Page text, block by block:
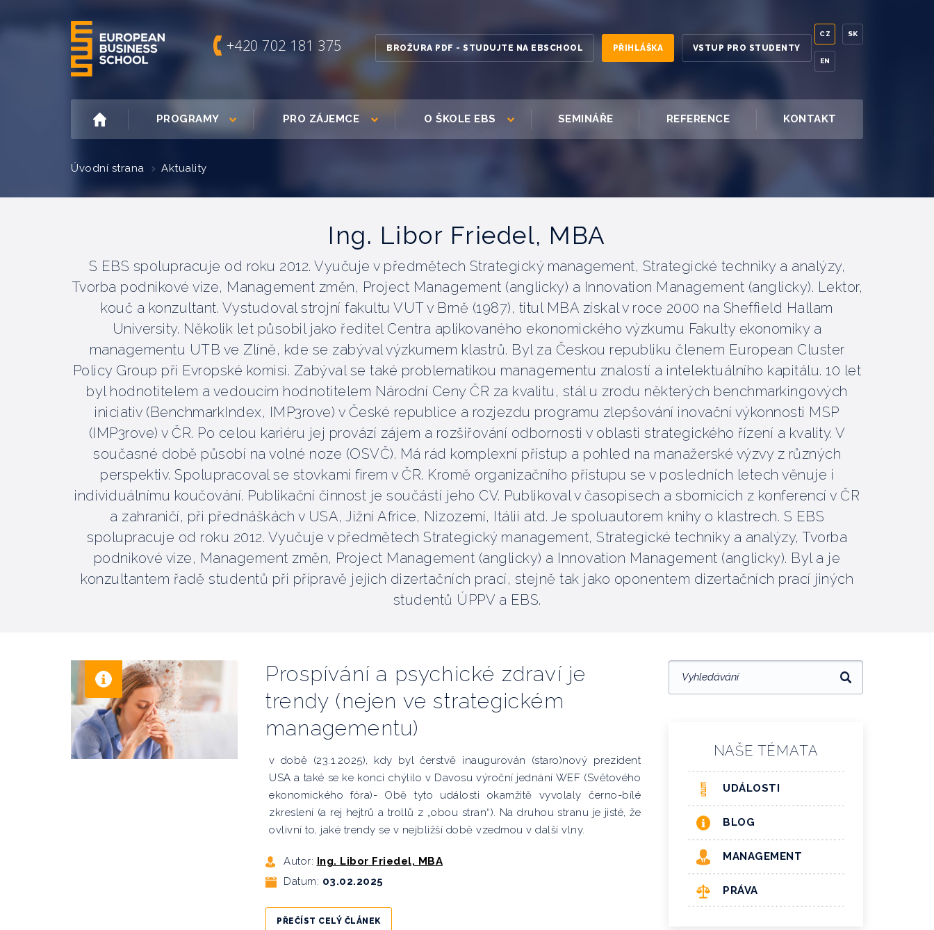
+420 702 181 375 BROŽURA PDF - STUDUJTE NA EBSCHOOL PŘIHLÁŠKA VSTUP PRO STUDENTY
CZ
EN
SK
PROGRAMY PRO ZÁJEMCE O ŠKOLE EBS SEMINÁŘE REFERENCE KONTAKT
Úvodní strana Aktuality
Ing. Libor Friedel, MBA
S EBS spolupracuje od roku 2012. Vyučuje v předmětech Strategický management, Strategické techniky a analýzy,
Tvorba podnikové vize, Management změn, Project Management (anglicky) a Innovation Management (anglicky). Lektor,
kouč a konzultant. Vystudoval strojní fakultu VUT v Brně (1987), titul MBA získal v roce 2000 na Sheffield Hallam
University. Několik let působil jako ředitel Centra aplikovaného ekonomického výzkumu Fakulty ekonomiky a
managementu UTB ve Zlíně, kde se zabýval výzkumem klastrů. Byl za Českou republiku členem European Cluster
Policy Group při Evropské komisi. Zabýval se také problematikou managementu znalostí a intelektuálního kapitálu. 10 let
byl hodnotitelem a vedoucím hodnotitelem Národní Ceny ČR za kvalitu, stál u zrodu některých benchmarkingových
iniciativ (BenchmarkIndex, IMP3rove) v České republice a rozjezdu programu zlepšování inovační výkonnosti MSP
(IMP3rove) v ČR. Po celou kariéru jej provází zájem a rozšiřování odbornosti v oblasti strategického řízení a kvality. V
současné době působí na volné noze (OSVČ). Má rád komplexní přístup a pohled na manažerské výzvy z různých
perspektiv. Spolupracoval se stovkami firem v ČR. Kromě organizačního přístupu se v posledních letech věnuje i
individuálnímu koučování. Publikační činnost je součástí jeho CV. Publikoval v časopisech a sbornících z konferencí v ČR
a zahraničí, při přednáškách v USA, Jižní Africe, Nizozemí, Itálii atd. Je spoluautorem knihy o klastrech. S EBS
spolupracuje od roku 2012. Vyučuje v předmětech Strategický management, Strategické techniky a analýzy, Tvorba
podnikové vize, Management změn, Project Management (anglicky) a Innovation Management (anglicky). Byl a je
konzultantem řadě studentů při přípravě jejich dizertačních prací, stejně tak jako oponentem dizertačních prací jiných
studentů ÚPPV a EBS.
Prospívání a psychické zdraví je
trendy (nejen ve strategickém
managementu)
v době (23.1.2025), kdy byl čerstvě inaugurován (staro)nový prezident
USA a také se ke konci chýlilo v Davosu výroční jednání WEF (Světového
ekonomického fóra)- Obě tyto události okamžitě vyvolaly černo-bílé
zkreslení (a rej hejtrů a trollů z „obou stran“). Na druhou stranu je jisté, že
ovlivní to, jaké trendy se v nejbližší době vzedmou v další vlny.
Autor: Ing. Libor Friedel, MBA
Datum: 03.02.2025
PŘEČÍST CELÝ ČLÁNEK
NAŠE TÉMATA
UDÁLOSTI
BLOG
MANAGEMENT
PRÁVA